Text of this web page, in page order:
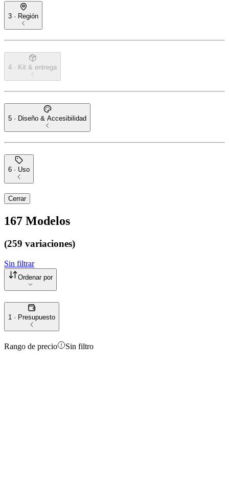
3 · Región
4 · Kit & entrega
5 · Diseño & Accesibilidad
6 · Uso
Cerrar
167 Modelos
(259 variaciones)
Sin filtrar
Ordenar por
1 · Presupuesto
Rango de precio Sin filtro